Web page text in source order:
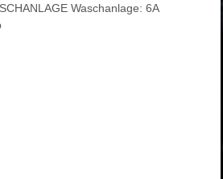
Waschanlage: 6A